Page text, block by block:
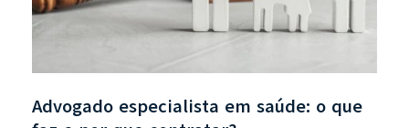
Advogado especialista em saúde: o que